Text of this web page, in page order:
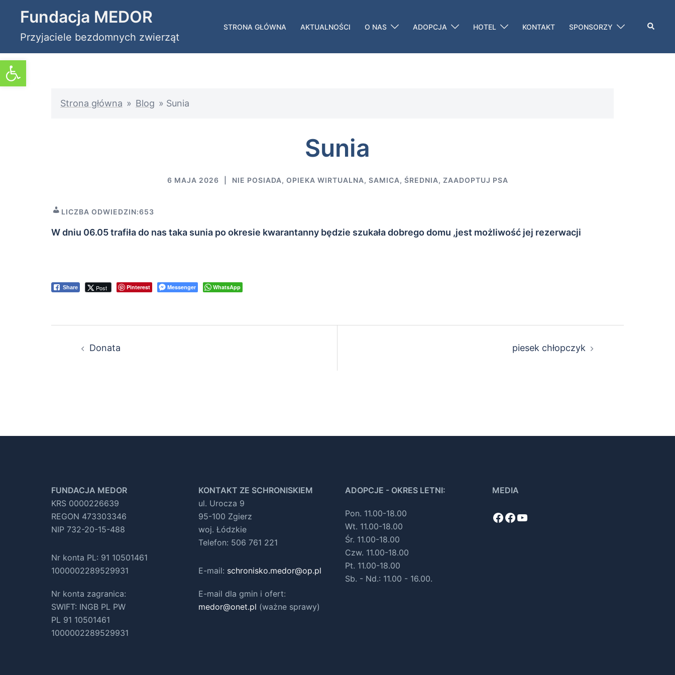
Otwórz pasek narzędzi
treści
Fundacja MEDOR
Przyjaciele bezdomnych zwierząt
STRONA GŁÓWNA AKTUALNOŚCI O NAS ADOPCJA HOTEL KONTAKT SPONSORZY Szukaj
Strona główna » Blog » Sunia
Sunia
6 MAJA 2026 NIE POSIADA, OPIEKA WIRTUALNA, SAMICA, ŚREDNIA, ZAADOPTUJ PSA
LICZBA ODWIEDZIN:653
W dniu 06.05 trafiła do nas taka sunia po okresie kwarantanny będzie szukała dobrego domu ,jest możliwość jej rezerwacji
Share Post Pinterest Messenger WhatsApp
Donata piesek chłopczyk
FUNDACJA MEDOR
KRS 0000226639
REGON 473303346
NIP 732-20-15-488
Nr konta PL: 91 10501461
1000002289529931
Nr konta zagranica:
SWIFT: INGB PL PW
PL 91 10501461
1000002289529931
KONTAKT ZE SCHRONISKIEM
ul. Urocza 9
95-100 Zgierz
woj. Łódzkie
Telefon: 506 761 221
E-mail: schronisko.medor@op.pl
E-mail dla gmin i ofert:
medor@onet.pl (ważne sprawy)
ADOPCJE - OKRES LETNI:
Pon. 11.00-18.00
Wt. 11.00-18.00
Śr. 11.00-18.00
Czw. 11.00-18.00
Pt. 11.00-18.00
Sb. - Nd.: 11.00 - 16.00.
MEDIA
Facebook
Facebook
YouTube